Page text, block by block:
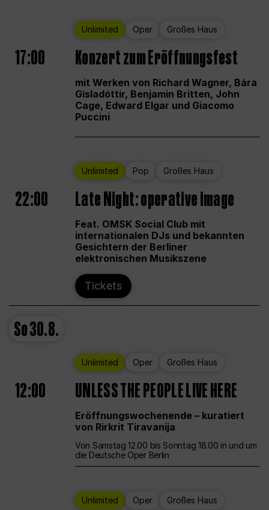
Unlimited Oper Großes Haus
17:00 Konzert zum Eröffnungsfest
mit Werken von Richard Wagner, Bára
Gísladóttir, Benjamin Britten, John
Cage, Edward Elgar und Giacomo
Puccini
Unlimited Pop Großes Haus
22:00 Late Night: operative image
Feat. OMSK Social Club mit
internationalen DJs und bekannten
Gesichtern der Berliner
elektronischen Musikszene
Tickets
So30.8.
Unlimited Oper Großes Haus
12:00 UNLESS THE PEOPLE LIVE HERE
Eröffnungswochenende – kuratiert
von Rirkrit Tiravanija
Von Samstag 12.00 bis Sonntag 18.00 in und um
die Deutsche Oper Berlin
Unlimited Oper Großes Haus